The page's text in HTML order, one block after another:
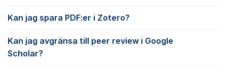
Kan jag spara PDF:er i Zotero?
Kan jag avgränsa till peer review i Google
Scholar?